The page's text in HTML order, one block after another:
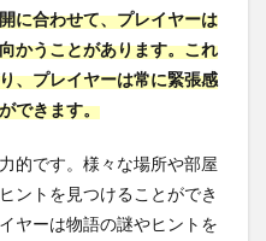
に合わせて、プレイヤーは
かうことがあります。これ
、プレイヤーは常に緊張感
できます。
的です。様々な場所や部屋
ントを見つけることができ
ヤーは物語の謎やヒントを